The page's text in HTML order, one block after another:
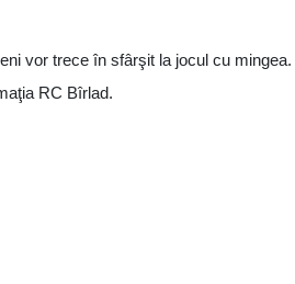
vor trece în sfârşit la jocul cu
RC Bîrlad.